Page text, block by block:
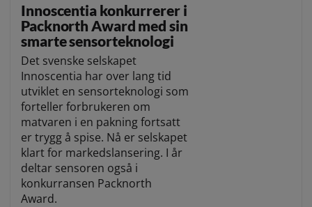
Innoscentia konkurrerer i
Packnorth Award med sin
smarte sensorteknologi
Det svenske selskapet
Innoscentia har over lang tid
utviklet en sensorteknologi som
forteller forbrukeren om
matvaren i en pakning fortsatt
er trygg å spise. Nå er selskapet
klart for markedslansering. I år
deltar sensoren også i
konkurransen Packnorth
Award.